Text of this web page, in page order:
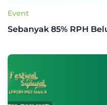
Event
Sebanyak 85% RPH